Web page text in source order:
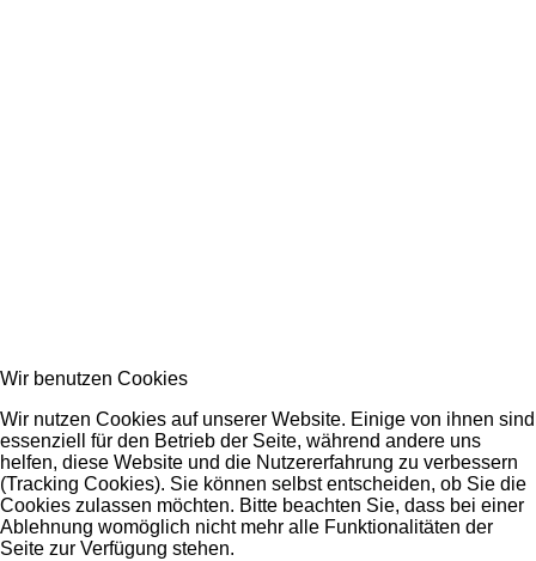
Wir benutzen Cookies
Wir nutzen Cookies auf unserer Website. Einige von ihnen sind
essenziell für den Betrieb der Seite, während andere uns
helfen, diese Website und die Nutzererfahrung zu verbessern
(Tracking Cookies). Sie können selbst entscheiden, ob Sie die
Cookies zulassen möchten. Bitte beachten Sie, dass bei einer
Ablehnung womöglich nicht mehr alle Funktionalitäten der
Seite zur Verfügung stehen.